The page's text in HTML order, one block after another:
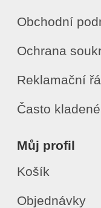
Obchodní
Ochrana
Reklamační
Často
Můj profil
Košík
Objednávky